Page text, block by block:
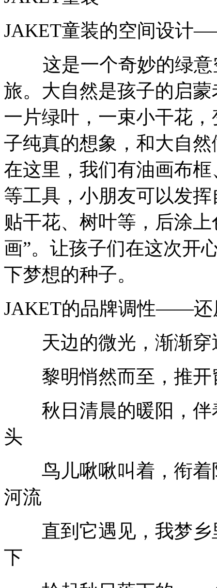
JAKET童装的空间设计
这是一个奇妙的绿意
旅。大自然是孩子的启
一片绿叶，一束小干花
子纯真的想象，和大自
在这里，我们有油画布
等工具，小朋友可以发
贴干花、树叶等，后涂
画”。让孩子们在这次开
下梦想的种子。
JAKET的品牌调性——还
天边的微光，渐渐穿
黎明悄然而至，推开
秋日清晨的暖阳，伴
头
鸟儿啾啾叫着，衔着
河流
直到它遇见，我梦乡
下